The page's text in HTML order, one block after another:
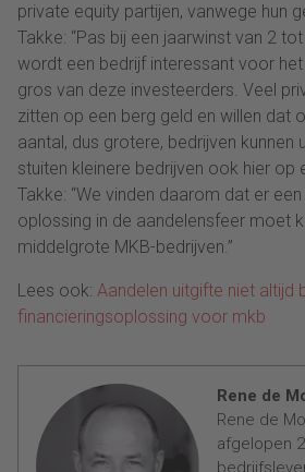
private equity partijen, vanwege hun
Takke: “Pas bij een jaarwinst van 2
wordt een bedrijf interessant voor het
gros van deze investeerders. Veel
zitten op een berg geld en willen dat
aantal, dus grotere, bedrijven kunnen
stuiten kleinere bedrijven ook hier op
Takke: “We vinden daarom dat er
oplossing in de aandelensfeer moet
middelgrote MKB-bedrijven.”
Lees ook: Aandelen uitgifte niet altijd
financieringsoplossing voor mkb
Rene de
Rene de
afgelopen